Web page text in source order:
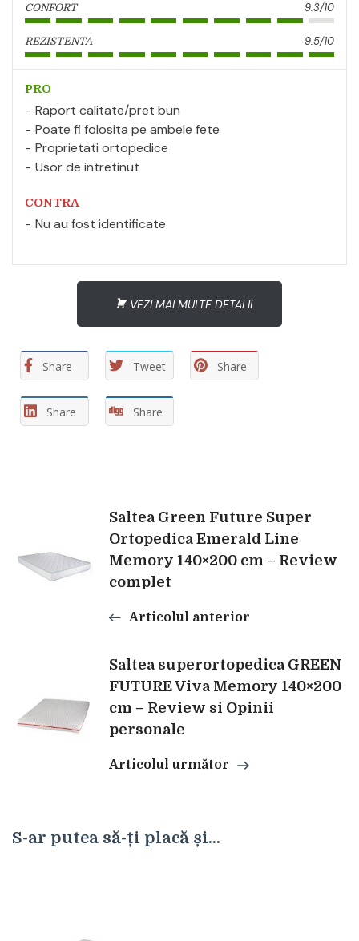
CONFORT 9.3/10
REZISTENTA 9.5/10
PRO
Raport calitate/pret bun
Poate fi folosita pe ambele fete
Proprietati ortopedice
Usor de intretinut
CONTRA
Nu au fost identificate
VEZI MAI MULTE DETALII
Share Tweet Share
Share Share
Navigare
în
articole
Saltea Green Future Super
Ortopedica Emerald Line
Memory 140×200 cm – Review
complet
Articolul anterior
Saltea superortopedica GREEN
FUTURE Viva Memory 140×200
cm – Review si Opinii
personale
Articolul următor
S-ar putea să-ți placă și...